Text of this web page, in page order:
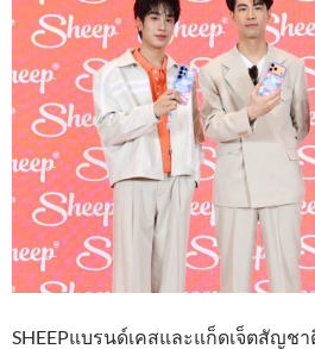
SHEEPแบรนด์เคสและแก็ดเจ็ตสัญช